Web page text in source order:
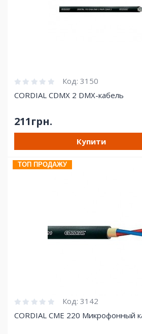
Код: 3150
CORDIAL CDMX 2 DMX-кабель
211грн.
Купити
ТОП ПРОДАЖУ
Код: 3142
CORDIAL CME 220 Микрофонный